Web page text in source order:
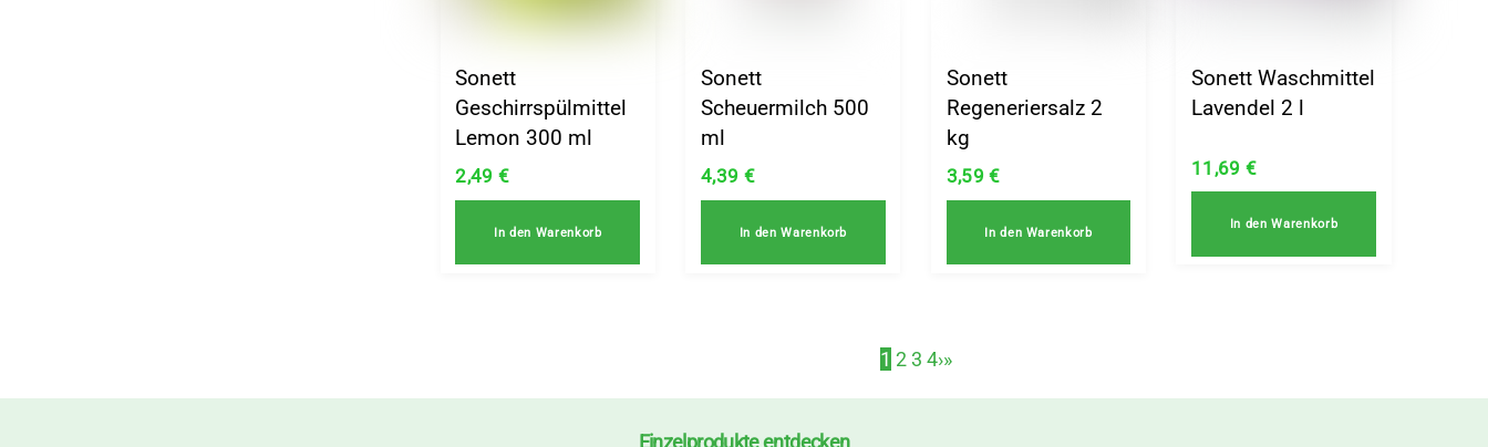
Sonett
Geschirrspülmittel
Lemon 300 ml
2,49€
In den Warenkorb
Sonett
Scheuermilch 500
ml
4,39 €
In den Warenkorb
Sonett
Regeneriersalz 2
kg
3,59€
In den Warenkorb
Sonett Waschmittel
Lavendel 2 l
11,69€
In den Warenkorb
1 2 3 4›»
Einzelprodukte entdecken